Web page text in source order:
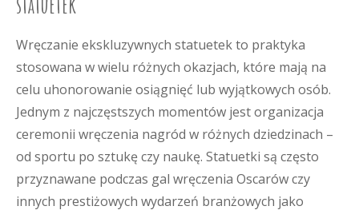
Wręczanie ekskluzywnych statuetek to praktyka
stosowana w wielu różnych okazjach, które mają na
celu uhonorowanie osiągnięć lub wyjątkowych osób.
Jednym z najczęstszych momentów jest organizacja
ceremonii wręczenia nagród w różnych dziedzinach –
od sportu po sztukę czy naukę. Statuetki są często
przyznawane podczas gal wręczenia Oscarów czy
innych prestiżowych wydarzeń branżowych jako